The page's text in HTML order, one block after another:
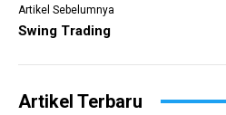
Artikel Sebelumnya
Swing Trading
Artikel Terbaru